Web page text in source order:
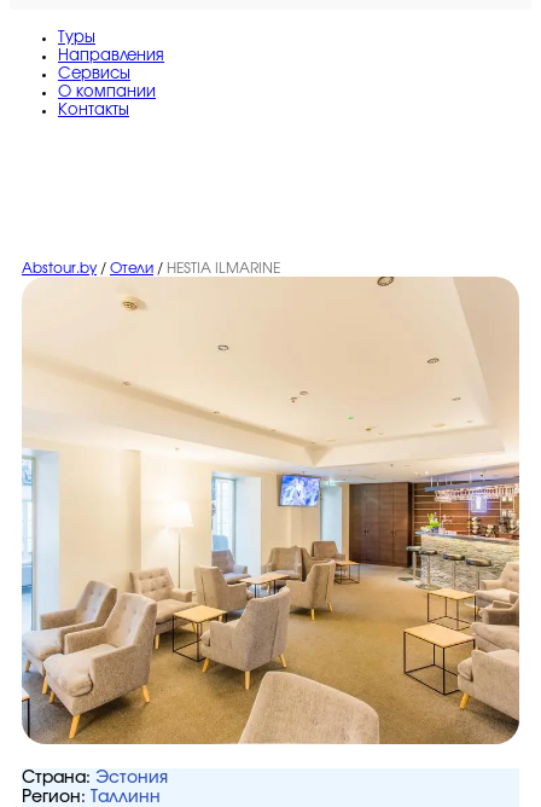
Туры
Направления
Сервисы
O компании
Контакты
Abstour.by / Отели / HESTIA ILMARINE
Страна: Эстония
Регион:
Таллинн